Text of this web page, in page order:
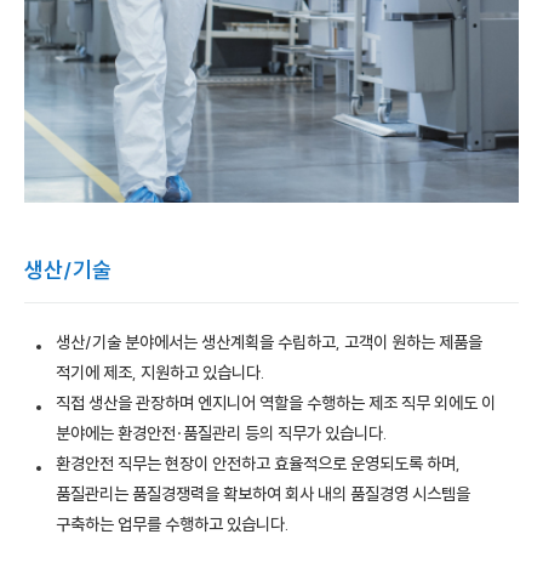
생산/기술
생산/기술 분야에서는 생산계획을 수립하고, 고객이 원하는 제품을
적기에 제조, 지원하고 있습니다.
직접 생산을 관장하며 엔지니어 역할을 수행하는 제조 직무 외에도 이
분야에는 환경안전·품질관리 등의 직무가 있습니다.
환경안전 직무는 현장이 안전하고 효율적으로 운영되도록 하며,
품질관리는 품질경쟁력을 확보하여 회사 내의 품질경영 시스템을
구축하는 업무를 수행하고 있습니다.